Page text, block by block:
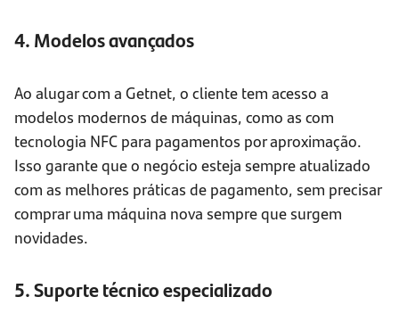
4. Modelos avançados
Ao alugar com a Getnet, o cliente tem acesso a
modelos modernos de máquinas, como as com
tecnologia NFC para pagamentos por aproximação.
Isso garante que o negócio esteja sempre atualizado
com as melhores práticas de pagamento, sem precisar
comprar uma máquina nova sempre que surgem
novidades.
5. Suporte técnico especializado